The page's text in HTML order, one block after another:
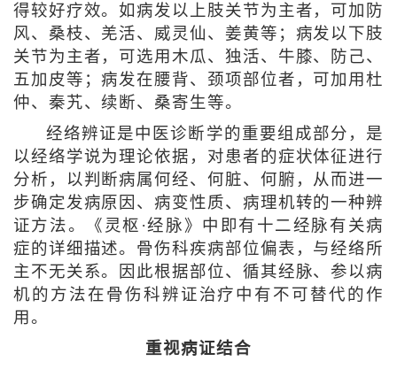
得较好疗效。如病发以上肢关节为主者，可加防
风、桑枝、羌活、威灵仙、姜黄等；病发以下肢
关节为主者，可选用木瓜、独活、牛膝、防己、
五加皮等；病发在腰背、颈项部位者，可加用杜
仲、秦艽、续断、桑寄生等。
经络辨证是中医诊断学的重要组成部分，是
以经络学说为理论依据，对患者的症状体征进行
分析，以判断病属何经、何脏、何腑，从而进一
步确定发病原因、病变性质、病理机转的一种辨
证方法。《灵枢·经脉》中即有十二经脉有关病
症的详细描述。骨伤科疾病部位偏表，与经络所
主不无关系。因此根据部位、循其经脉、参以病
机的方法在骨伤科辨证治疗中有不可替代的作
用。
重视病证结合